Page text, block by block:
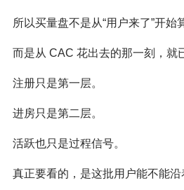
所以买量盘不是从“用户来了”开始
而是从 CAC 花出去的那一刻，就
注册只是第一层。
进房只是第二层。
活跃也只是过程信号。
真正要看的，是这批用户能不能沿